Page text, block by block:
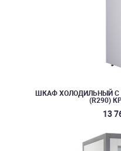
ШКАФ ХОЛОДИЛЬНЫЙ С
(R290)
13